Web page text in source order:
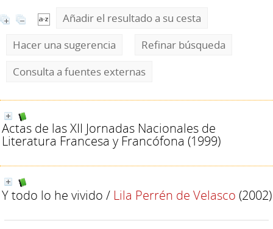
Añadir el resultado a su cesta
Hacer una sugerencia
Refinar búsqueda
Consulta a fuentes externas
Actas de las XII Jornadas Nacionales de
Literatura Francesa y Francófona (1999)
Y todo lo he vivido / Lila Perrén de Velasco (2002)